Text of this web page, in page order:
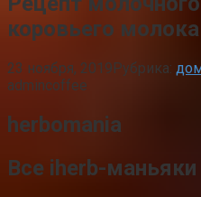
коровьего
23 ноября, 2019Рубрика:
admincoffee
herbomania
Bсе iherb-маньяки